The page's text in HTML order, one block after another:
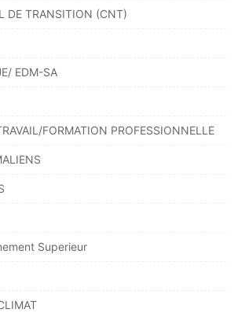
DE TRANSITION (CNT)
EDM-SA
FORMATION PROFESSIONNELLE
Superieur